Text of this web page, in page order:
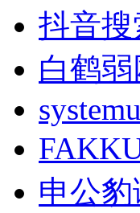
抖音搜
白鹤弱
申公